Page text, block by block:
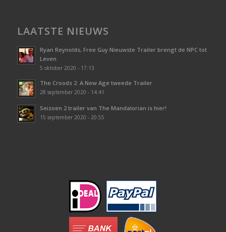
LAATSTE NIEUWS
Ryan Reynolds, Free Guy Nieuwste Trailer brengt de NPC tot
Leven
5 oktober 2020 - 17:13
The Croods 2: A New Age tweede Trailer
28 september 2020 - 14:41
Seizoen 2 trailer van The Mandalorian is hier!
15 september 2020 - 20:55